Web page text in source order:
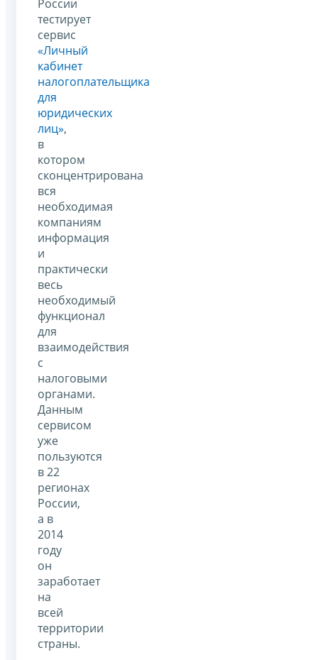
России
тестирует
сервис
«Личный
кабинет
налогоплательщика
для
юридических
лиц»,
в
котором
сконцентрирована
вся
необходимая
компаниям
информация
и
практически
весь
необходимый
функционал
для
взаимодействия
с
налоговыми
органами.
Данным
сервисом
уже
пользуются
в 22
регионах
России,
а в
2014
году
он
заработает
на
всей
территории
страны.